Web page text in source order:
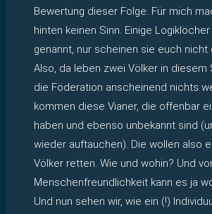
Bewertung dieser Folge. Für mich
hinten keinen Sinn. Einige
genannt, nur scheinen sie euch nicht
Also, da leben zwei Völker in diesem
die Föderation anscheinend nichts
kommen diese Vianer, die offenbar
haben und ebenso unbekannt sind
wieder auftauchen). Die wollen also
Völker retten. Wie und wohin? Und
Menschenfreundlichkeit kann es ja
Und nun sehen wir, wie ein (!)